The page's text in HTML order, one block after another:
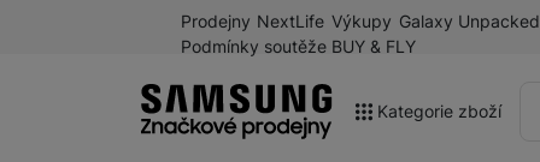
Prodejny NextLife Výkupy Galaxy Unpacked
Podmínky soutěže BUY & FLY
Kategorie zboží